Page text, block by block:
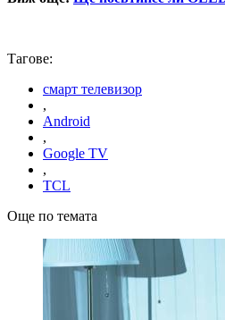
Тагове:
смарт телевизор
,
Android
,
Google TV
,
TCL
Още по темата